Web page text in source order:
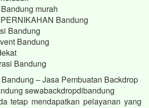
murah
Bandung
Bandung
Bandung
Bandung
– Jasa Pembuatan Backdrop
sewabackdropdibandung
tetap mendapatkan pelayanan yang